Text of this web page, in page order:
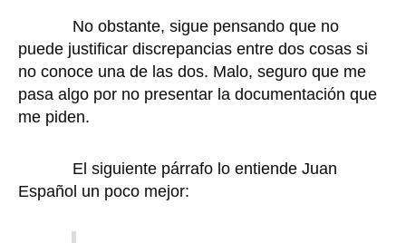
No obstante, sigue pensando que no
puede justificar discrepancias entre dos cosas si
no conoce una de las dos. Malo, seguro que me
pasa algo por no presentar la documentación que
me piden.
El siguiente párrafo lo entiende Juan
Español un poco mejor: